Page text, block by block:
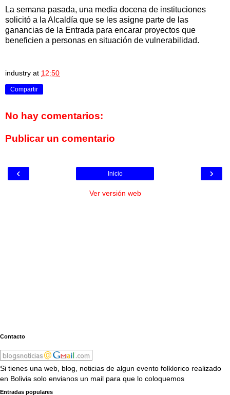
La semana pasada, una media docena de instituciones
solicitó a la Alcaldía que se les asigne parte de las
ganancias de la Entrada para encarar proyectos que
beneficien a personas en situación de vulnerabilidad.
industry at 12:50
Compartir
No hay comentarios:
Publicar un comentario
‹ ›
Inicio
Ver versión web
Contacto
Si tienes una web, blog, noticias de algun evento folklorico realizado
en Bolivia solo envianos un mail para que lo coloquemos
Entradas populares